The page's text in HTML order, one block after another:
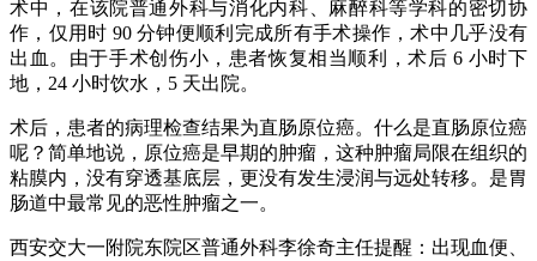
术中，在该院普通外科与消化内科、麻醉科等学科的密切协
作，仅用时 90 分钟便顺利完成所有手术操作，术中几乎没有
出血。由于手术创伤小，患者恢复相当顺利，术后 6 小时下
地，24 小时饮水，5 天出院。
术后，患者的病理检查结果为直肠原位癌。什么是直肠原位癌
呢？简单地说，原位癌是早期的肿瘤，这种肿瘤局限在组织的
粘膜内，没有穿透基底层，更没有发生浸润与远处转移。是胃
肠道中最常见的恶性肿瘤之一。
西安交大一附院东院区普通外科李徐奇主任提醒：出现血便、